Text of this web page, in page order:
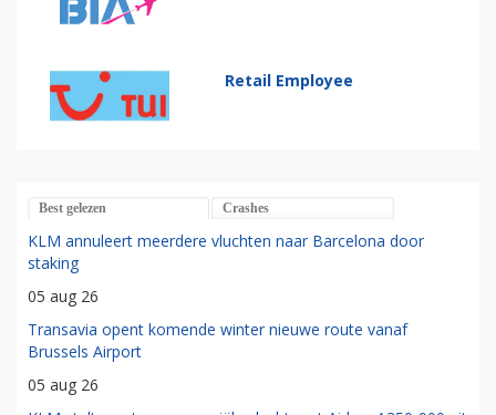
Retail Employee
Best gelezen Crashes
KLM annuleert meerdere vluchten naar Barcelona door
staking
05 aug 26
Transavia opent komende winter nieuwe route vanaf
Brussels Airport
05 aug 26